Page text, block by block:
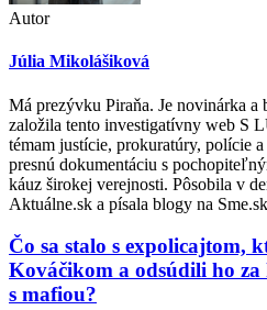
Autor
Júlia Mikolášiková
Má prezývku Piraňa. Je novinárka
založila tento investigatívny web S
témam justície, prokuratúry, polície
presnú dokumentáciu s
káuz širokej verejnosti. Pôsobila v
Aktuálne.sk a písala blogy na
Post
navigation
Čo sa stalo s expolicajtom,
Kováčikom a odsúdili ho
s mafiou?